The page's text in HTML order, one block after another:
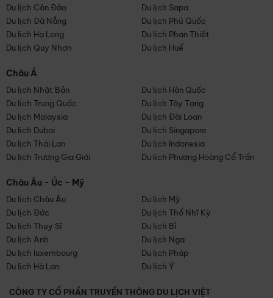
Du lịch Côn Đảo
Du lịch Sapa
Du lịch Đà Nẵng
Du lịch Phú Quốc
Du lịch Hạ Long
Du lịch Phan Thiết
Du lịch Quy Nhơn
Du lịch Huế
Châu Á
Du lịch Nhật Bản
Du lịch Hàn Quốc
Du lịch Trung Quốc
Du lịch Tây Tạng
Du lịch Malaysia
Du lịch Đài Loan
Du lịch Dubai
Du lịch Singapore
Du lịch Thái Lan
Du lịch Indonesia
Du lịch Trương Gia Giới
Du lịch Phượng Hoàng Cổ Trấn
Châu Âu - Úc - Mỹ
Du lịch Châu Âu
Du lịch Mỹ
Du lịch Đức
Du lịch Thổ Nhĩ Kỳ
Du lịch Thụy Sĩ
Du lịch Bỉ
Du lịch Anh
Du lịch Nga
Du lịch luxembourg
Du lịch Pháp
Du lịch Hà Lan
Du lịch Ý
CÔNG TY CỔ PHẦN TRUYỀN THÔNG DU LỊCH VIỆT